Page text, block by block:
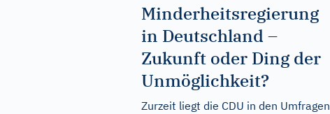
Minderheitsregierung
in Deutschland –
Zukunft oder Ding der
Unmöglichkeit?
Zurzeit liegt die CDU in den Umfragen